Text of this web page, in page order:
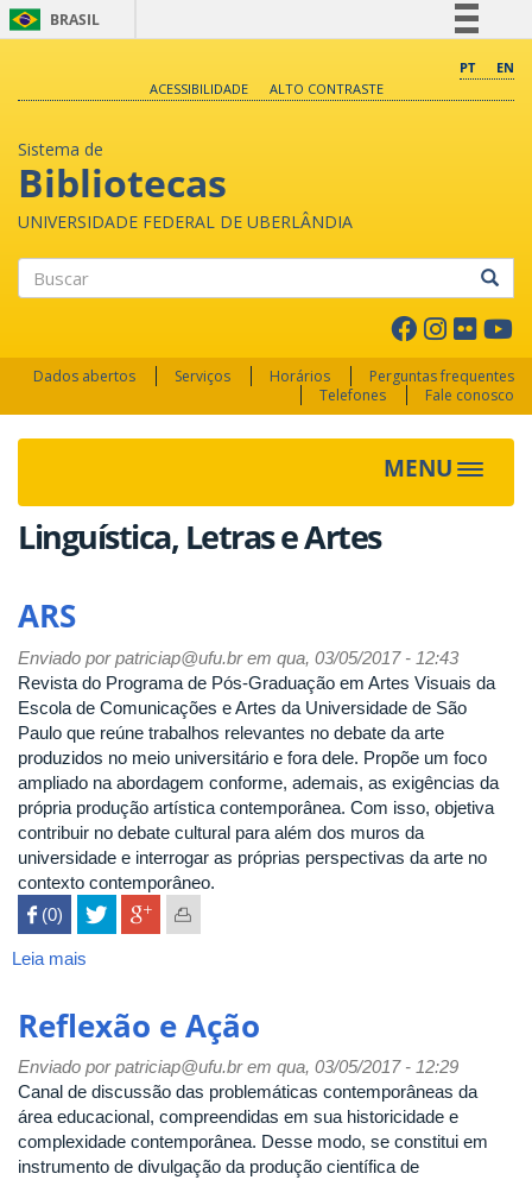
BRASIL
Comunica BR
PT
EN
ACESSIBILIDADE
ALTO CONTRASTE
Sistema de
Bibliotecas
UNIVERSIDADE FEDERAL DE UBERLÂNDIA
Dados abertos Serviços Horários
Perguntas frequentes
Telefones
Fale conosco
MENU Toggle
Linguística, Letras e Artes
ARS
Enviado porpatriciap@ufu.brem qua, 03/05/2017 - 12:43
Revista do Programa de Pós-Graduação em Artes Visuais da
Escola de Comunicações e Artes da Universidade de São
Paulo que reúne trabalhos relevantes no debate da arte
produzidos no meio universitário e fora dele. Propõe um foco
ampliado na abordagem conforme, ademais, as exigências da
própria produção artística contemporânea. Com isso, objetiva
contribuir no debate cultural para além dos muros da
universidade e interrogar as próprias perspectivas da arte no
contexto contemporâneo.
 (0)
Leia mais
Reflexão e Ação
Enviado porpatriciap@ufu.brem qua, 03/05/2017 - 12:29
Canal de discussão das problemáticas contemporâneas da
área educacional, compreendidas em sua historicidade e
complexidade contemporânea. Desse modo, se constitui em
instrumento de divulgação da produção científica de